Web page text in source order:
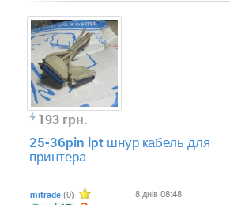
193 грн.
25-36pin lpt шнур кабель для
принтера
mitrade (0) 8 днів 08:48